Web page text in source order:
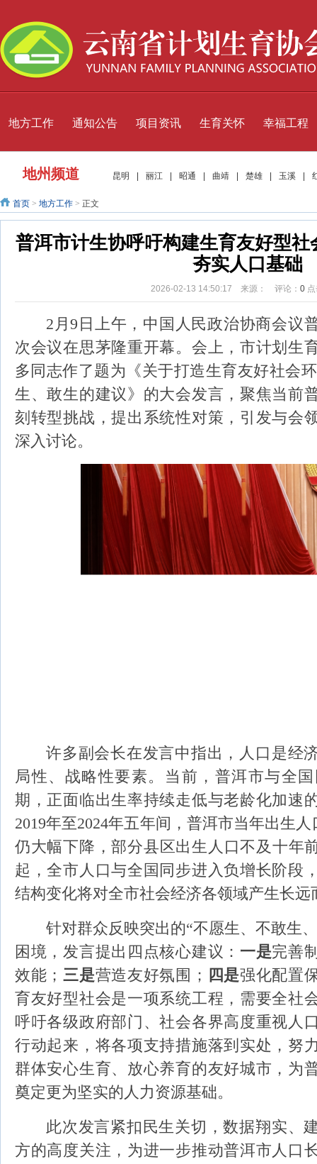
地方工作 通知公告 项目资讯 生育关怀 幸福工程
地州频道 昆明 丽江 昭通 曲靖 楚雄 玉溪
首页 > 地方工作 > 正文
普洱市计生协呼吁构建生育友好型
夯实人口基础
2026-02-13 14:50:17 来源： 评论： 0
2月9日上午，中国人民政治协商会议
次会议在思茅隆重开幕。会上，市计划生
多同志作了题为《关于打造生育友好社会
生、敢生的建议》的大会发言，聚焦当前
刻转型挑战，提出系统性对策，引发与会
深入讨论。
许多副会长在发言中指出，人口是经
局性、战略性要素。当前，普洱市与全
期，正面临出生率持续走低与老龄化加速
2019年至2024年五年间 ，普洱市当年出生人
仍大幅下降，部分县区出生人口不及十年
起，全市人口与全国同步进入负增长阶段
结构变化将对全市社会经济各领域产生长远
针对群众反映突出的“不愿生、不敢生
困境，发言提出四点核心建议： 一是完善
效能 ； 三是营造友好氛围 ； 四是强化配置
育友好型社会是一项系统工程，需要全社
呼吁各级政府部门、社会各界高度重视人
行动起来，将各项支持措施落到实处，努
群体安心生育、放心养育的友好城市，为
奠定更为坚实的人力资源基础。
此次发言紧扣民生关切，数据翔实、
方的高度关注，为进一步推动普洱市人口